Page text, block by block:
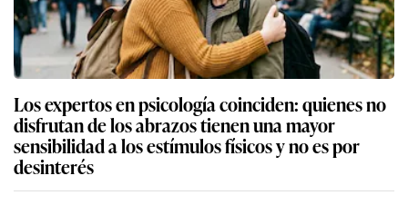
Los expertos en psicología coinciden: quienes no
disfrutan de los abrazos tienen una mayor
sensibilidad a los estímulos físicos y no es por
desinterés